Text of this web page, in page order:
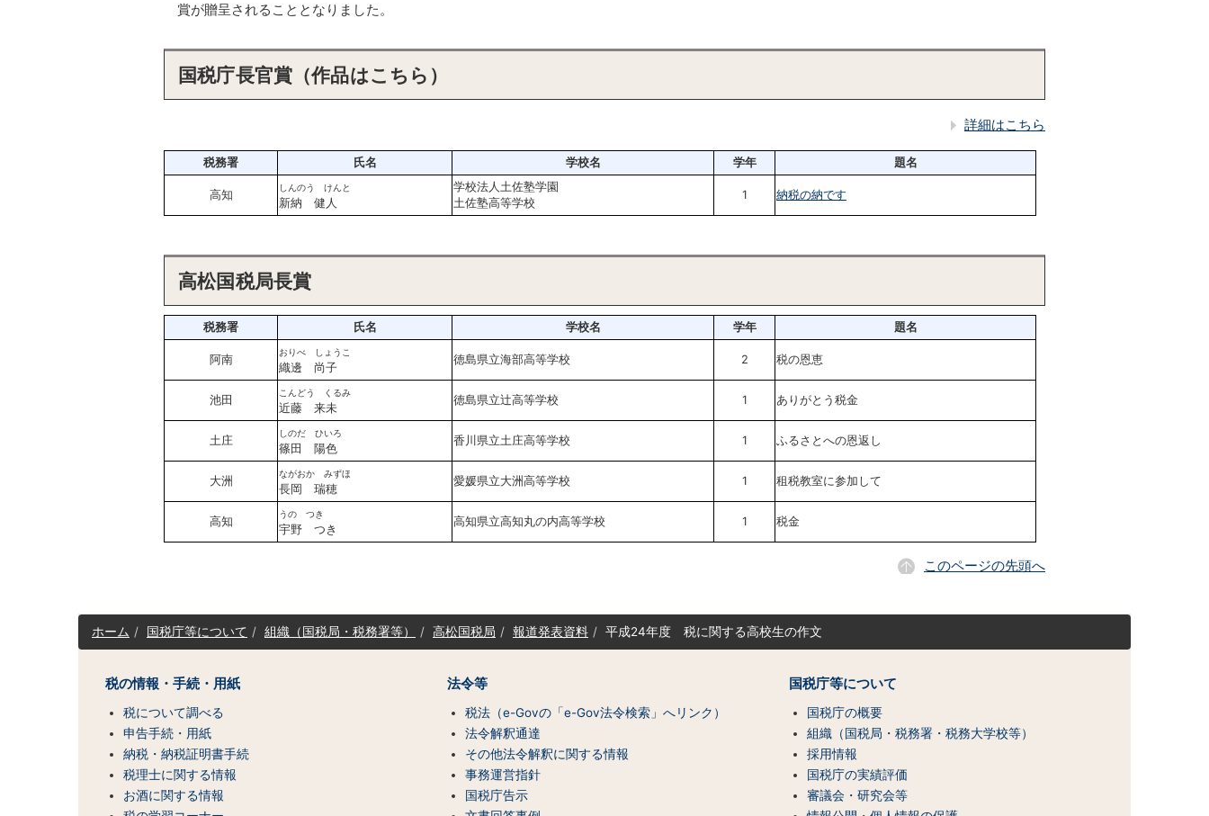
賞が贈呈されることとなりました。
国税庁長官賞 （作品はこちら）
詳細はこちら
税務署 氏名 学校名 学年 題名
高知
しんのう けんと
新納 健人
学校法人土佐塾学園
土佐塾高等学校
1 納税の納です
高松国税局長賞
税務署 氏名 学校名 学年 題名
阿南
おりべ しょうこ
織邊 尚子
徳島県立海部高等学校 2 税の恩恵
池田
こんどう くるみ
近藤 来未
徳島県立辻高等学校 1 ありがとう税金
土庄
しのだ ひいろ
篠田 陽色
香川県立土庄高等学校 1 ふるさとへの恩返し
大洲
ながおか みずほ
長岡 瑞穂
愛媛県立大洲高等学校 1 租税教室に参加して
高知
うの つき
宇野 つき
高知県立高知丸の内高等学校 1 税金
このページの先頭へ
サ
イ
（コ
ホーム 国税庁等について 組織（国税局・税務署等） 高松国税局 報道発表資料 平成24年度 税に関する高校生の作文
税の情報・手続・用紙
税について調べる
申告手続・用紙
納税・納税証明書手続
税理士に関する情報
お酒に関する情報
法令等
税法（e-Govの「e-Gov法令検索」へリンク）
法令解釈通達
その他法令解釈に関する情報
事務運営指針
国税庁告示
国税庁等について
国税庁の概要
組織（国税局・税務署・税務大学校等）
採用情報
国税庁の実績評価
審議会・研究会等